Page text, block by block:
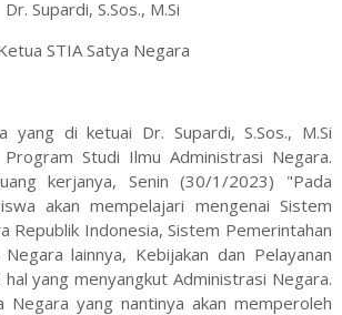
Dr. Supardi, S.Sos., M.Si
STIA Satya Negara
yang di ketuai Dr. Supardi, S.Sos., M.Si
Studi Ilmu Administrasi Negara.
kerjanya, Senin (30/1/2023) "Pada
akan mempelajari mengenai Sistem
Republik Indonesia, Sistem Pemerintahan
lainnya, Kebijakan dan Pelayanan
yang menyangkut Administrasi Negara.
Negara yang nantinya akan memperoleh